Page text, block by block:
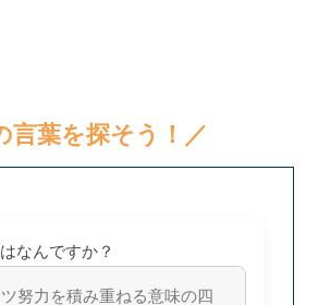
言葉を探そう！／
なんですか？